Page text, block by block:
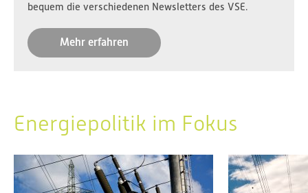
bequem die verschiedenen Newsletters des VSE.
Mehr erfahren
Energiepolitik im Fokus